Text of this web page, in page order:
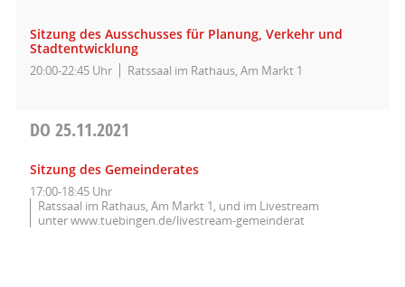
Sitzung des Ausschusses für Planung, Verkehr und
Stadtentwicklung
20:00-22:45 Uhr Ratssaal im Rathaus, Am Markt 1
DO 25.11.2021
Sitzung des Gemeinderates
17:00-18:45 Uhr
Ratssaal im Rathaus, Am Markt 1, und im Livestream
unter www.tuebingen.de/livestream-gemeinderat